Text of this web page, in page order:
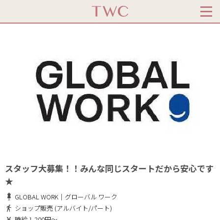
スタッフ大募集！！みんな同じスタートだから安心です
★
GLOBAL WORK｜グローバル ワーク
ショップ販売 (アルバイト/パート)